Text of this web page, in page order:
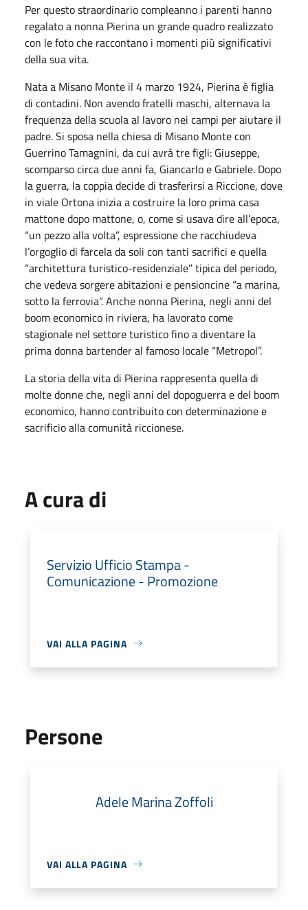
Per questo straordinario compleanno i parenti hanno
regalato a nonna Pierina un grande quadro realizzato
con le foto che raccontano i momenti più significativi
della sua vita.
Nata a Misano Monte il 4 marzo 1924, Pierina è figlia
di contadini. Non avendo fratelli maschi, alternava la
frequenza della scuola al lavoro nei campi per aiutare il
padre. Si sposa nella chiesa di Misano Monte con
Guerrino Tamagnini, da cui avrà tre figli: Giuseppe,
scomparso circa due anni fa, Giancarlo e Gabriele. Dopo
la guerra, la coppia decide di trasferirsi a Riccione, dove
in viale Ortona inizia a costruire la loro prima casa
mattone dopo mattone, o, come si usava dire all’epoca,
“un pezzo alla volta”, espressione che racchiudeva
l’orgoglio di farcela da soli con tanti sacrifici e quella
“architettura turistico-residenziale” tipica del periodo,
che vedeva sorgere abitazioni e pensioncine “a marina,
sotto la ferrovia”. Anche nonna Pierina, negli anni del
boom economico in riviera, ha lavorato come
stagionale nel settore turistico fino a diventare la
prima donna bartender al famoso locale “Metropol”.
La storia della vita di Pierina rappresenta quella di
molte donne che, negli anni del dopoguerra e del boom
economico, hanno contribuito con determinazione e
sacrificio alla comunità riccionese.
A cura di
Servizio Ufficio Stampa -
Comunicazione - Promozione
VAI ALLA PAGINA
Persone
Adele Marina Zoffoli
VAI ALLA PAGINA